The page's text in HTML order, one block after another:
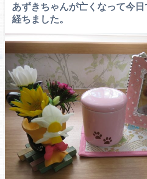
あずきちゃんが亡くなって今
経ちました。